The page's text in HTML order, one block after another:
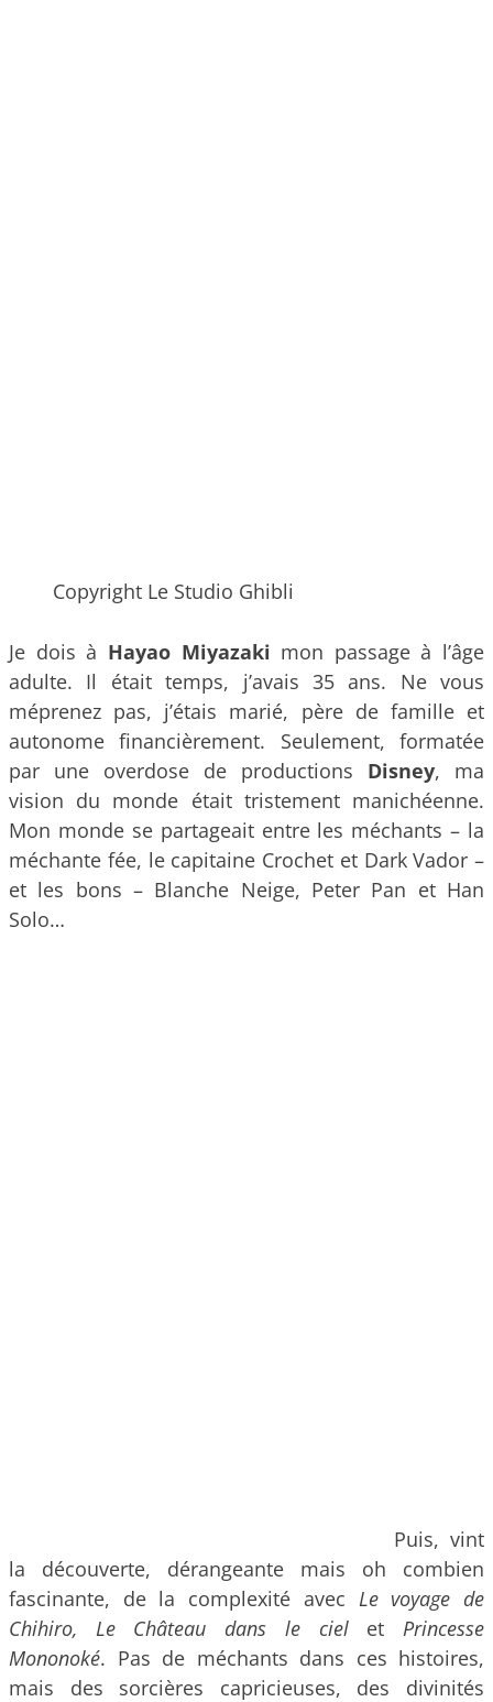
Copyright Le Studio Ghibli
Je dois à Hayao Miyazaki mon passage à l’âge
adulte. Il était temps, j’avais 35 ans. Ne vous
méprenez pas, j’étais marié, père de famille et
autonome financièrement. Seulement, formatée
par une overdose de productions Disney, ma
vision du monde était tristement manichéenne.
Mon monde se partageait entre les méchants – la
méchante fée, le capitaine Crochet et Dark Vador –
et les bons – Blanche Neige, Peter Pan et Han
Solo…
Puis, vint
la découverte, dérangeante mais oh combien
fascinante, de la complexité avec Le voyage de
Chihiro, Le Château dans le ciel et Princesse
Mononoké. Pas de méchants dans ces histoires,
mais des sorcières capricieuses, des divinités